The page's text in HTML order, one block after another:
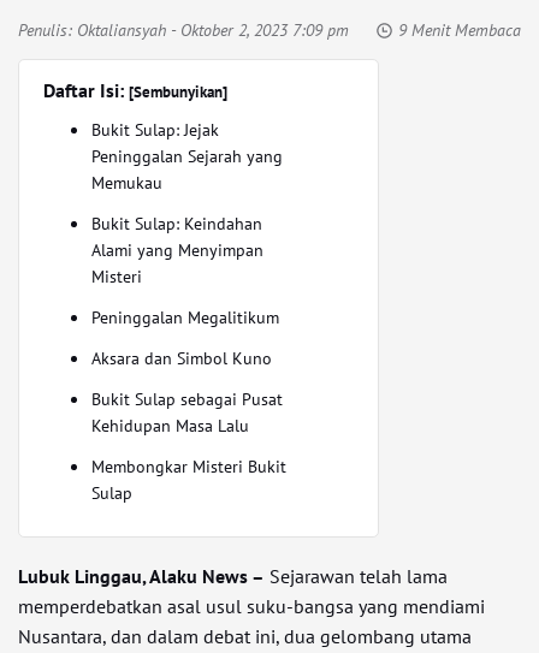
Penulis: Oktaliansyah - Oktober 2, 2023 7:09 pm 9 Menit Membaca
Daftar Isi: [Sembunyikan]
Bukit Sulap: Jejak
Peninggalan Sejarah yang
Memukau
Bukit Sulap: Keindahan
Alami yang Menyimpan
Misteri
Peninggalan Megalitikum
Aksara dan Simbol Kuno
Bukit Sulap sebagai Pusat
Kehidupan Masa Lalu
Membongkar Misteri Bukit
Sulap
Lubuk Linggau, Alaku News – Sejarawan telah lama
memperdebatkan asal usul suku-bangsa yang mendiami
Nusantara, dan dalam debat ini, dua gelombang utama